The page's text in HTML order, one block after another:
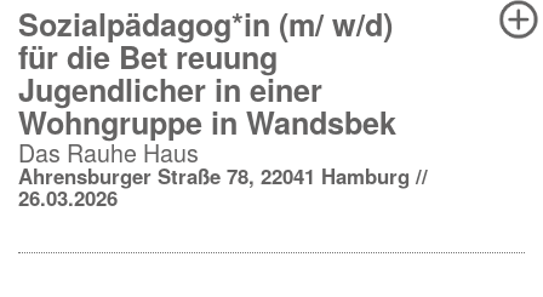
Sozialpädagog*in (m/ w/d)
für die Bet reuung
Jugendlicher in einer
Wohngruppe in Wandsbek
Das Rauhe Haus
Ahrensburger Straße 78, 22041 Hamburg //
26.03.2026